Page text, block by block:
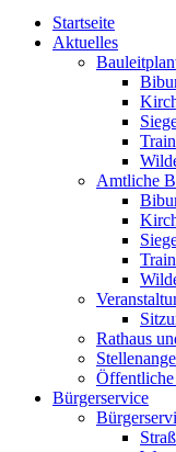
Startseite
Aktuelles
Train
Amtliche
Train
Rathaus
Öffentliche
Bürgerservice